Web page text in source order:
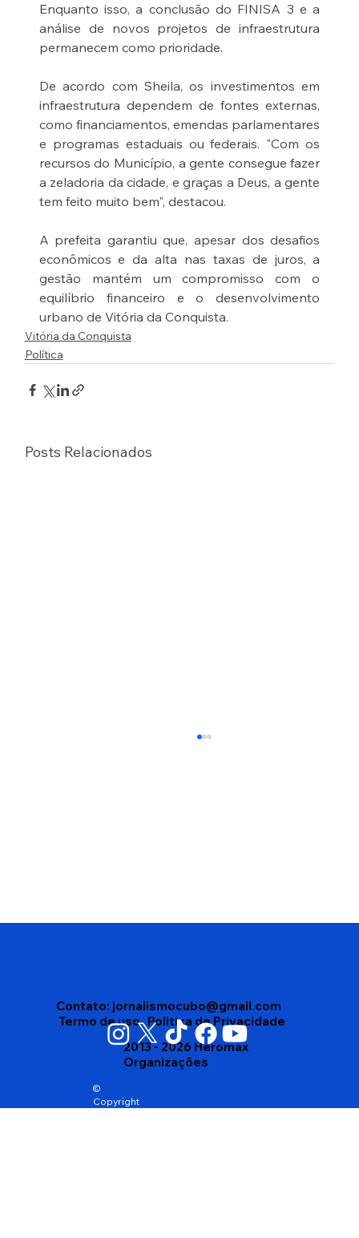
Enquanto isso, a conclusão do FINISA 3 e a
análise de novos projetos de infraestrutura
permanecem como prioridade.
De acordo com Sheila, os investimentos em
infraestrutura dependem de fontes externas,
como financiamentos, emendas parlamentares
e programas estaduais ou federais. "Com os
recursos do Município, a gente consegue fazer
a zeladoria da cidade, e graças a Deus, a gente
tem feito muito bem", destacou.
A prefeita garantiu que, apesar dos desafios
econômicos e da alta nas taxas de juros, a
gestão mantém um compromisso com o
equilíbrio financeiro e o desenvolvimento
urbano de Vitória da Conquista.
Vitória da Conquista
Política
Posts Relacionados
Vigilância Sanitária apreende mais de
Contato: jornalismocubo@gmail.com
Termo de uso Politica de Privacidade
©
Copyright
2013 - 2026 Heromax
Organizações